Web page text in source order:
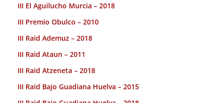
III El Aguilucho Murcia – 2018
III Premio Obulco – 2010
III Raid Ademuz – 2018
III Raid Ataun – 2011
III Raid Atzeneta – 2018
III Raid Bajo Guadiana Huelva – 2015